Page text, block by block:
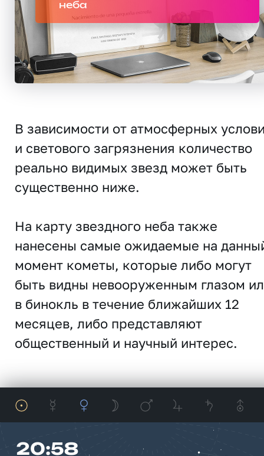
неба
В зависимости от атмосферных
и светового загрязнения количество
реально видимых звезд может быть
существенно ниже.
На карту звездного неба также
нанесены самые ожидаемые на
момент кометы, которые либо могут
быть видны невооруженным глазом
в бинокль в течение ближайших 12
месяцев, либо представляют
общественный и научный интерес.